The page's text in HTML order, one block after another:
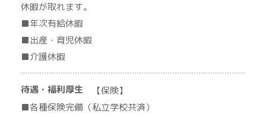
休暇が取れます。
■年次有給休暇
■出産・育児休暇
■介護休暇
待遇・福利厚生
【保険】
■各種保険完備（私立学校共済）